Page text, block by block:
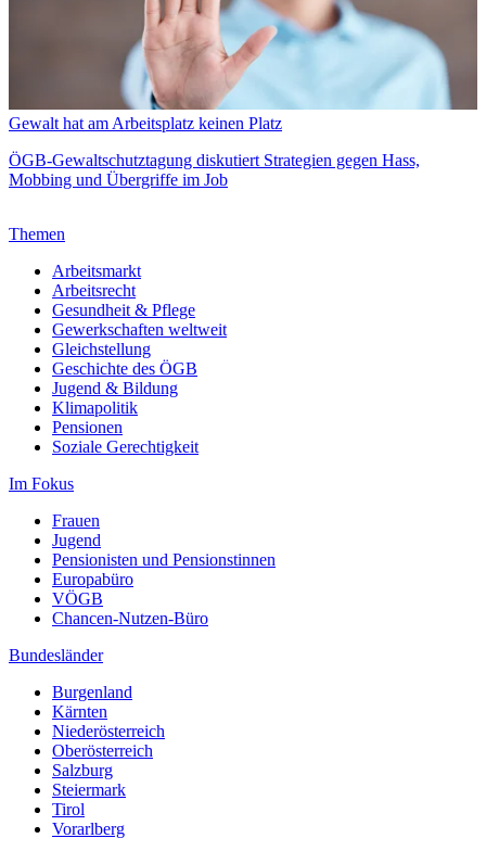
Gewalt hat am Arbeitsplatz keinen Platz
ÖGB-Gewaltschutztagung diskutiert Strategien gegen Hass,
Mobbing und Übergriffe im Job
Themen
Arbeitsmarkt
Arbeitsrecht
Gesundheit & Pflege
Gewerkschaften weltweit
Gleichstellung
Geschichte des ÖGB
Jugend & Bildung
Klimapolitik
Pensionen
Soziale Gerechtigkeit
Im Fokus
Frauen
Jugend
Pensionisten und Pensionstinnen
Europabüro
VÖGB
Chancen-Nutzen-Büro
Bundesländer
Burgenland
Kärnten
Niederösterreich
Oberösterreich
Salzburg
Steiermark
Tirol
Vorarlberg